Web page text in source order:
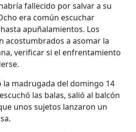
fallecido por salvar a su
era común escuchar
apuñalamientos. Los
acostumbrados a asomar la
verificar si el enfrentamiento
la madrugada del domingo 14
las balas, salió al balcón
unos sujetos lanzaron un